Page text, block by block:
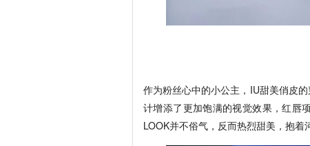
作为粉丝心中的小公主，IU甜美俏皮
计增添了更加饱满的视觉效果，红唇
LOOK并不俗气，反而热烈甜美，抱着